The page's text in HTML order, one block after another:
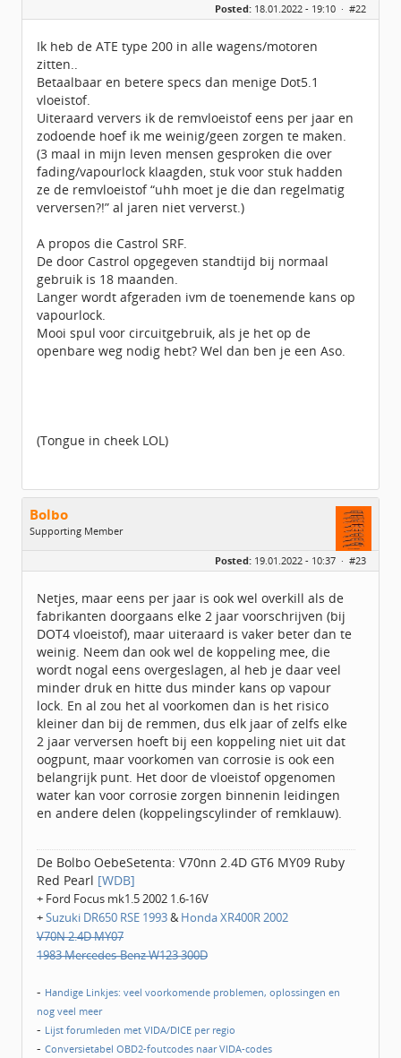
Geregistreerd:10 / 2012
Posted: 18.01.2022 - 19:10 · #22
Ik heb de ATE type 200 in alle wagens/motoren
zitten..
Betaalbaar en betere specs dan menige Dot5.1
vloeistof.
Uiteraard ververs ik de remvloeistof eens per jaar en
zodoende hoef ik me weinig/geen zorgen te maken.
(3 maal in mijn leven mensen gesproken die over
fading/vapourlock klaagden, stuk voor stuk hadden
ze de remvloeistof “uhh moet je die dan regelmatig
verversen?!” al jaren niet ververst.)
A propos die Castrol SRF.
De door Castrol opgegeven standtijd bij normaal
gebruik is 18 maanden.
Langer wordt afgeraden ivm de toenemende kans op
vapourlock.
Mooi spul voor circuitgebruik, als je het op de
openbare weg nodig hebt? Wel dan ben je een Aso.
(Tongue in cheek LOL)
Bolbo
Supporting Member
Berichten:
4849
Posted: 19.01.2022 - 10:37 · #23
Netjes, maar eens per jaar is ook wel overkill als de
fabrikanten doorgaans elke 2 jaar voorschrijven (bij
DOT4 vloeistof), maar uiteraard is vaker beter dan te
weinig. Neem dan ook wel de koppeling mee, die
wordt nogal eens overgeslagen, al heb je daar veel
minder druk en hitte dus minder kans op vapour
lock. En al zou het al voorkomen dan is het risico
kleiner dan bij de remmen, dus elk jaar of zelfs elke
2 jaar verversen hoeft bij een koppeling niet uit dat
oogpunt, maar voorkomen van corrosie is ook een
belangrijk punt. Het door de vloeistof opgenomen
water kan voor corrosie zorgen binnenin leidingen
en andere delen (koppelingscylinder of remklauw).
De Bolbo OebeSetenta: V70nn 2.4D GT6 MY09 Ruby
Red Pearl [WDB]
+ Ford Focus mk1.5 2002 1.6-16V
+Suzuki DR650 RSE 1993&Honda XR400R 2002
V70N 2.4D MY07
1983 Mercedes-Benz W123 300D
- Handige Linkjes: veel voorkomende problemen, oplossingen en
nog veel meer
- Lijst forumleden met VIDA/DICE per regio
- Conversietabel OBD2-foutcodes naar VIDA-codes